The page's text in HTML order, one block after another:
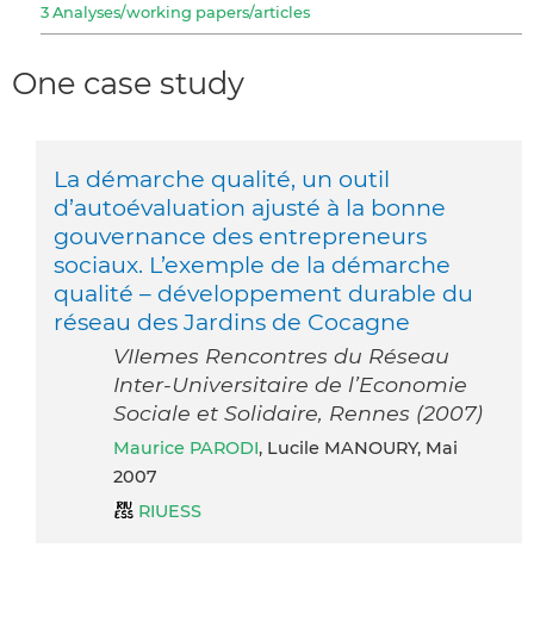
3 Analyses/working papers/articles
One case study
La démarche qualité, un outil
d’autoévaluation ajusté à la bonne
gouvernance des entrepreneurs
sociaux. L’exemple de la démarche
qualité – développement durable du
réseau des Jardins de Cocagne
VIIemes Rencontres du Réseau
Inter-Universitaire de l’Economie
Sociale et Solidaire, Rennes (2007)
Maurice PARODI, Lucile MANOURY, Mai
2007
RIUESS